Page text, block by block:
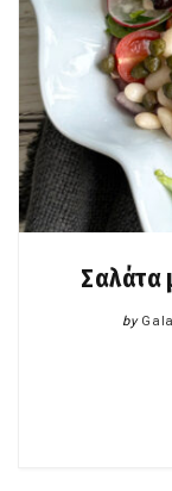
Σαλάτα
by